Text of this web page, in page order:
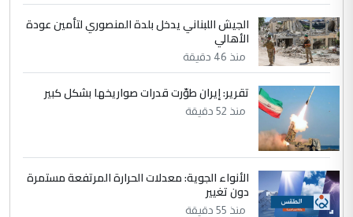
الموضوع :
الجواهري يرد على صدام حسين سل
مضجعيك يابن الزنا (نص كامل)
التعليق : تحياتي لك استاذ حامدتركان. كلام
دقيق ومسؤول؛ فالاستثمار الحقيقي للإنسان
وثروات البلد يعتمد على الكفاءة ...
الموضوع :
بين الإهمال واغتصاب الأرض.. بلاد
الرافدين تعاني الجفاف والتصحر!!
الجيش اللبناني يدخل بلدة المنصوري لتأمين عودة
الأهالي
منذ 46 دقيقة
تقرير: إيران طوّرت قدرات صواريخها بشكل كبير
منذ 52 دقيقة
الأنواء الجوية: معدلات الحرارة المرتفعة مستمرة
دون تغيير
منذ 55 دقيقة